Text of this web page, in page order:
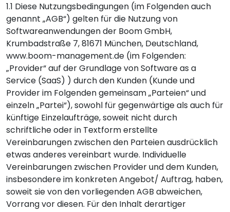
1.1 Diese Nutzungsbedingungen (im Folgenden auch
genannt „AGB“) gelten für die Nutzung von
Softwareanwendungen der Boom GmbH,
Krumbadstraße 7, 81671 München, Deutschland,
www.boom-management.de (im Folgenden:
„Provider“ auf der Grundlage von Software as a
Service (SaaS) ) durch den Kunden (Kunde und
Provider im Folgenden gemeinsam „Parteien“ und
einzeln „Partei“), sowohl für gegenwärtige als auch für
künftige Einzelaufträge, soweit nicht durch
schriftliche oder in Textform erstellte
Vereinbarungen zwischen den Parteien ausdrücklich
etwas anderes vereinbart wurde. Individuelle
Vereinbarungen zwischen Provider und dem Kunden,
insbesondere im konkreten Angebot/ Auftrag, haben,
soweit sie von den vorliegenden AGB abweichen,
Vorrang vor diesen. Für den Inhalt derartiger